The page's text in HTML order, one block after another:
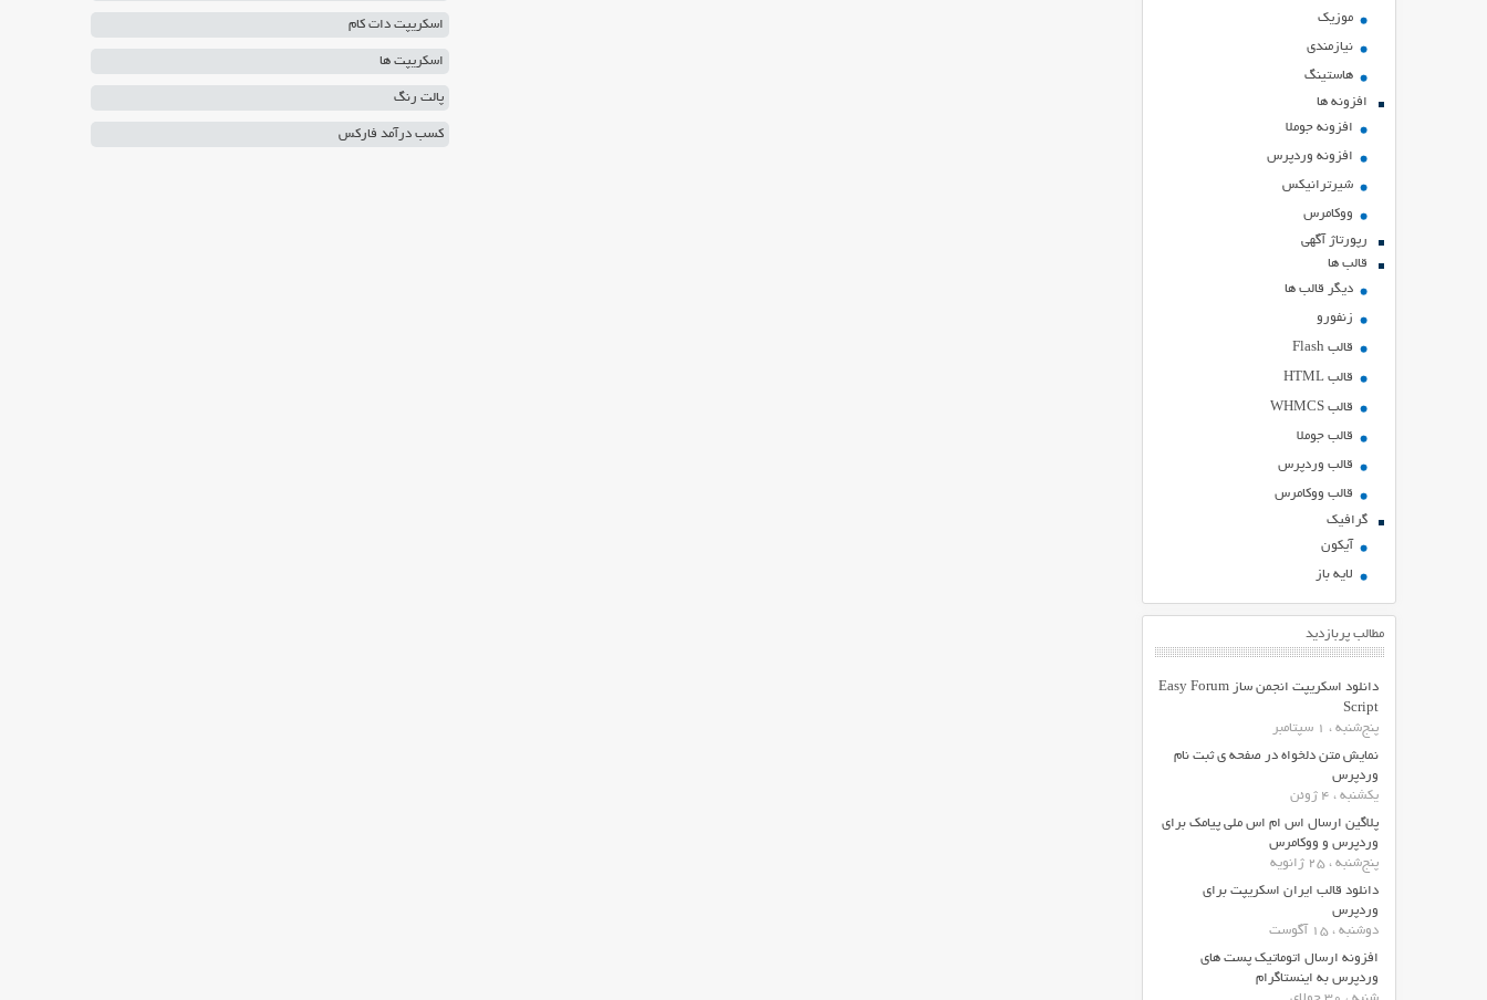
موزیک
نیازمندی
هاستينگ
افزونه ها
افزونه جوملا
افزونه وردپرس
شیرترانیکس
ووکامرس
رپورتاژ آگهی
قالب ها
دیگر قالب ها
زنفورو
قالب Flash
قالب HTML
قالب WHMCS
قالب جوملا
قالب وردپرس
قالب ووکامرس
گرافیک
آیکون
لایه باز
مطالب پربازدید
دانلود اسکریپت انجمن ساز Easy Forum
Script
پنج‌شنبه ، 1 سپتامبر
نمایش متن دلخواه در صفحه ی ثبت نام
وردپرس
یکشنبه ، 4 ژوئن
پلاگین ارسال اس ام اس ملی پیامک برای
وردپرس و ووکامرس
پنج‌شنبه ، 25 ژانویه
دانلود قالب ایران اسکریپت برای
وردپرس
دوشنبه ، 15 آگوست
افزونه ارسال اتوماتیک پست های
وردپرس به اینستاگرام
اسکریپت دات کام
اسکریپت ها
پالت رنگ
کسب درآمد فارکس